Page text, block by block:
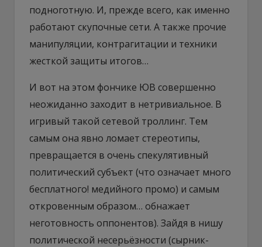
подноготную. И, прежде всего, как именно
работают скупочные сети. А также прочие
манипуляции, контрагитации и техники
жесткой защиты итогов…
И вот на этом фончике ЮВ совершенно
неожиданно заходит в нетривиальное. В
игривый такой сетевой троллинг. Тем
самым она явно ломает стереотипы,
превращается в очень спекулятивный
политический субъект (что означает много
бесплатного! медийного промо) и самым
откровенным образом… обнажает
неготовность оппонентов). Зайдя в нишу
политической несерьёзности (сырник-